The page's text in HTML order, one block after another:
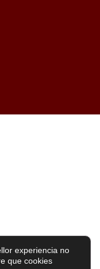
experiencia no
que cookies